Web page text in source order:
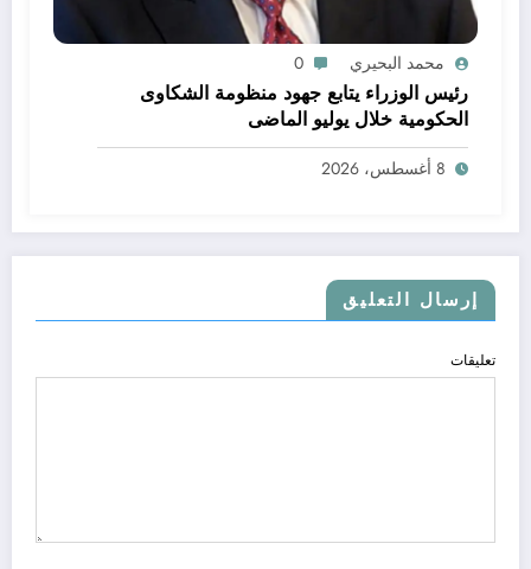
محمد البحيري 0
رئيس الوزراء يتابع جهود منظومة الشكاوى
الحكومية خلال يوليو الماضى
8 أغسطس، 2026
إرسال التعليق
تعليقات